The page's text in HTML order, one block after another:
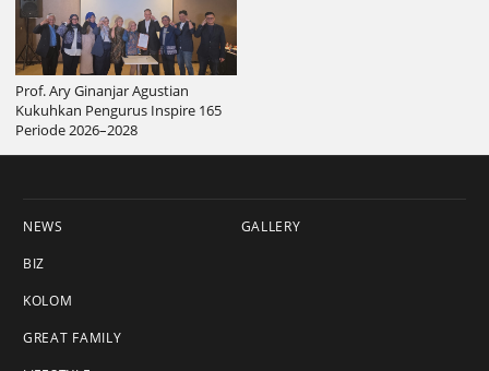
Prof. Ary Ginanjar Agustian
Kukuhkan Pengurus Inspire 165
Periode 2026–2028
NEWS
BIZ
KOLOM
GREAT FAMILY
GALLERY